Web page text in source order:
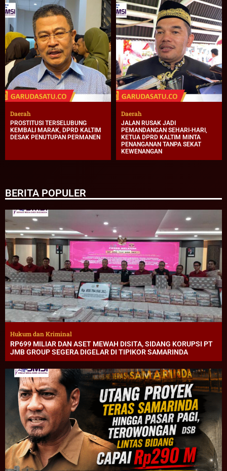
Daerah
PROSTITUSI TERSELUBUNG
KEMBALI MARAK, DPRD KALTIM
DESAK PENUTUPAN PERMANEN
Daerah
JALAN RUSAK JADI
PEMANDANGAN SEHARI-HARI,
KETUA DPRD KALTIM MINTA
PENANGANAN TANPA SEKAT
KEWENANGAN
BERITA POPULER
Hukum dan Kriminal
RP699 MILIAR DAN ASET MEWAH DISITA, SIDANG KORUPSI PT
JMB GROUP SEGERA DIGELAR DI TIPIKOR SAMARINDA